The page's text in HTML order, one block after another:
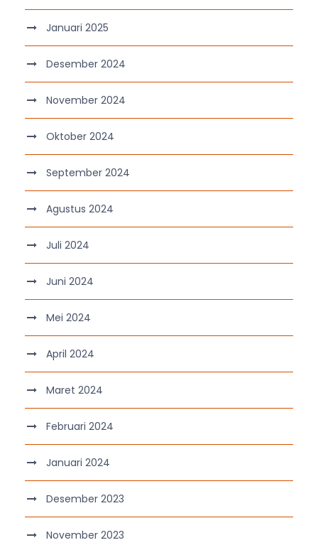
Januari 2025
Desember 2024
November 2024
Oktober 2024
September 2024
Agustus 2024
Juli 2024
Juni 2024
Mei 2024
April 2024
Maret 2024
Februari 2024
Januari 2024
Desember 2023
November 2023